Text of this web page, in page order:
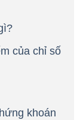
của chỉ số
khoán